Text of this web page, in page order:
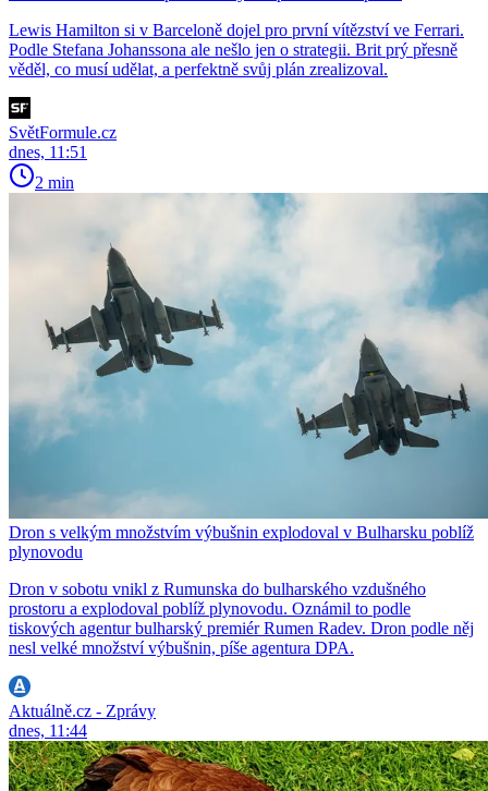
Lewis Hamilton si v Barceloně dojel pro první vítězství ve Ferrari.
Podle Stefana Johanssona ale nešlo jen o strategii. Brit prý přesně
věděl, co musí udělat, a perfektně svůj plán zrealizoval.
SvětFormule.cz
dnes, 11:51
2 min
Dron s velkým množstvím výbušnin explodoval v Bulharsku poblíž
plynovodu
Dron v sobotu vnikl z Rumunska do bulharského vzdušného
prostoru a explodoval poblíž plynovodu. Oznámil to podle
tiskových agentur bulharský premiér Rumen Radev. Dron podle něj
nesl velké množství výbušnin, píše agentura DPA.
Aktuálně.cz - Zprávy
dnes, 11:44